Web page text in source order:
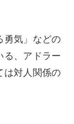
勇気」などの
る、アドラー
は対人関係の